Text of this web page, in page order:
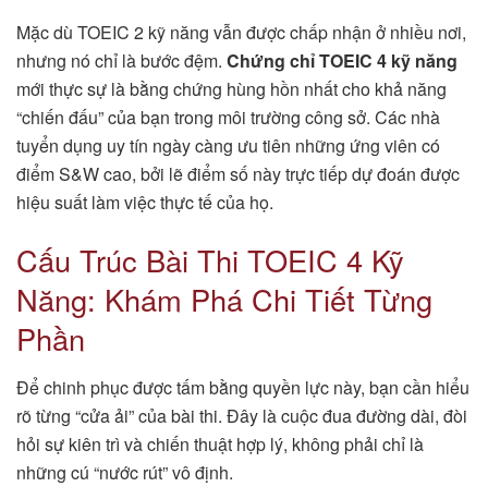
Mặc dù TOEIC 2 kỹ năng vẫn được chấp nhận ở nhiều nơi,
nhưng nó chỉ là bước đệm. Chứng chỉ TOEIC 4 kỹ năng
mới thực sự là bằng chứng hùng hồn nhất cho khả năng
“chiến đấu” của bạn trong môi trường công sở. Các nhà
tuyển dụng uy tín ngày càng ưu tiên những ứng viên có
điểm S&W cao, bởi lẽ điểm số này trực tiếp dự đoán được
hiệu suất làm việc thực tế của họ.
Cấu Trúc Bài Thi TOEIC 4 Kỹ
Năng: Khám Phá Chi Tiết Từng
Phần
Để chinh phục được tấm bằng quyền lực này, bạn cần hiểu
rõ từng “cửa ải” của bài thi. Đây là cuộc đua đường dài, đòi
hỏi sự kiên trì và chiến thuật hợp lý, không phải chỉ là
những cú “nước rút” vô định.